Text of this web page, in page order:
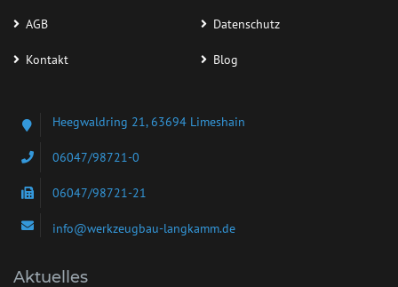
AGB Datenschutz
Kontakt Blog
Heegwaldring 21, 63694 Limeshain
06047/98721-0
06047/98721-21
info@werkzeugbau-langkamm.de
Aktuelles